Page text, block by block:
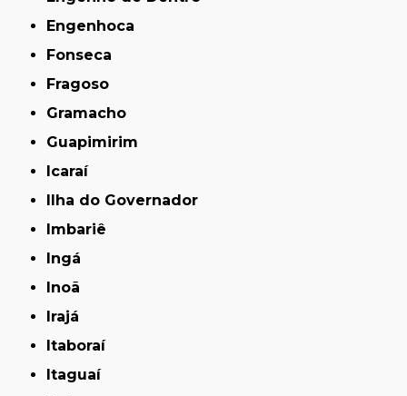
Engenhoca
Fonseca
Fragoso
Gramacho
Guapimirim
Icaraí
Ilha do Governador
Imbariê
Ingá
Inoã
Irajá
Itaboraí
Itaguaí